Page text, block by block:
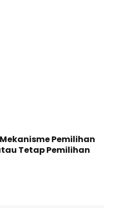
Pemilihan
Tetap Pemilihan